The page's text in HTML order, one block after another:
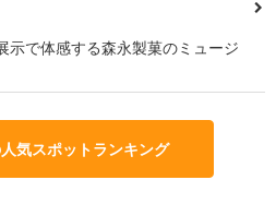
示で体感する森永製菓のミュージ
気スポットランキング